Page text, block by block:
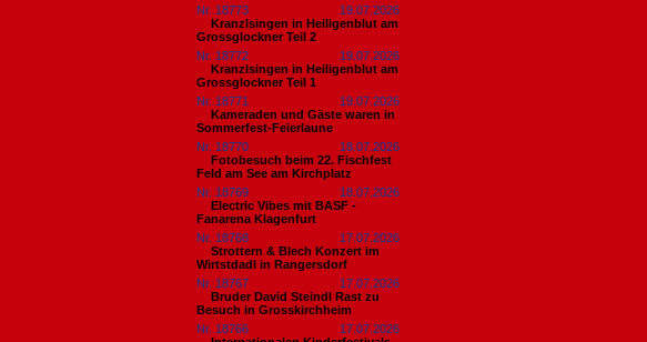
Nr. 18773
19.07.2026
Kranzlsingen in Heiligenblut am
Grossglockner Teil 2
Nr. 18772
19.07.2026
Kranzlsingen in Heiligenblut am
Grossglockner Teil 1
Nr. 18771
19.07.2026
Kameraden und Gäste waren in
Sommerfest-Feierlaune
Nr. 18770
18.07.2026
Fotobesuch beim 22. Fischfest
Feld am See am Kirchplatz
Nr. 18769
18.07.2026
Electric Vibes mit BASF -
Fanarena Klagenfurt
Nr. 18768
17.07.2026
Strottern & Blech Konzert im
Wirtstdadl in Rangersdorf
Nr. 18767
17.07.2026
Bruder David Steindl Rast zu
Besuch in Grosskirchheim
Nr. 18766
17.07.2026